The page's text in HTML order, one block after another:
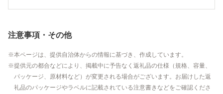
注意事項・その他
本ページは、提供自治体からの情報に基づき、作成しています。
提供元の都合などにより、掲載中に予告なく返礼品の仕様（規格、容量、
パッケージ、原材料など）が変更される場合がございます。お届けした返
礼品のパッケージやラベルに記載されている注意書きなどをご確認くださ